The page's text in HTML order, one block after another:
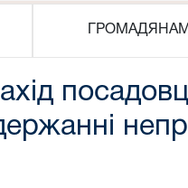
ГРОМАДЯНАМ